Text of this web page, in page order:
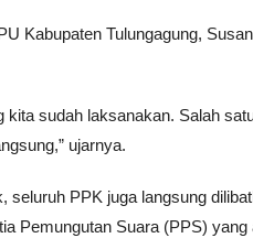
Kabupaten Tulungagung,
kita sudah laksanakan. Salah
ujarnya.
seluruh PPK juga langsung
Pemungutan Suara (PPS)